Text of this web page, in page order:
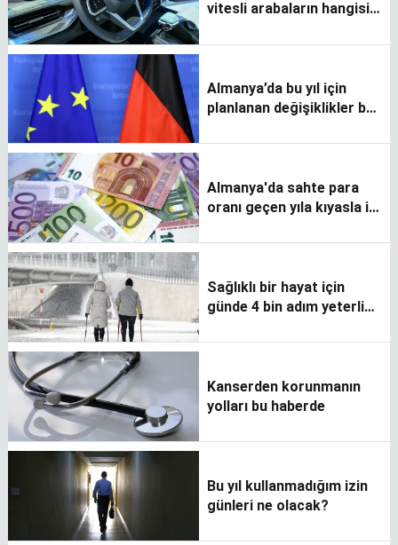
vitesli arabaların hangisi
Almanya’da bu yıl için
planlanan değişiklikler bu
Almanya'da sahte para
oranı geçen yıla kıyasla iki
Sağlıklı bir hayat için
günde 4 bin adım yeterli
Kanserden korunmanın
yolları bu haberde
Bu yıl kullanmadığım izin
günleri ne olacak?